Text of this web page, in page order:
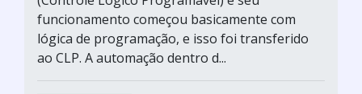
funcionamento começou basicamente com
lógica de programação, e isso foi transferido
ao CLP. A automação dentro d...